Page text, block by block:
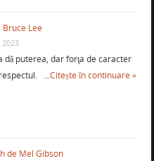
Lee
dă puterea, dar forţa de caracter
…Citește în continuare »
de Mel Gibson